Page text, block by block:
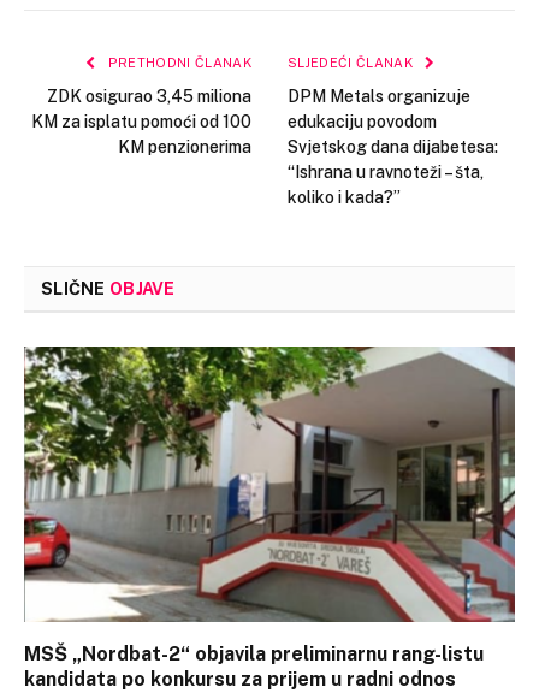
PRETHODNI ČLANAK
ZDK osigurao 3,45 miliona
KM za isplatu pomoći od 100
KM penzionerima
SLJEDEĆI ČLANAK
DPM Metals organizuje
edukaciju povodom
Svjetskog dana dijabetesa:
“Ishrana u ravnoteži – šta,
koliko i kada?”
SLIČNE OBJAVE
MSŠ „Nordbat-2“ objavila preliminarnu rang-listu
kandidata po konkursu za prijem u radni odnos